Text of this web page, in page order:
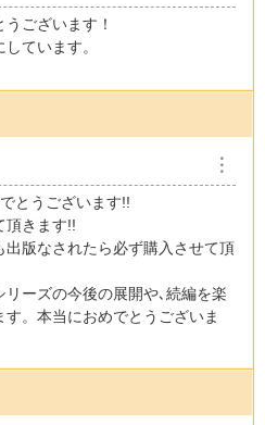
ございます！
ています。
︙
とうございます!!
頂きます!!
出版なされたら必ず購入させて頂
リーズの今後の展開や､続編を楽
す。本当におめでとうございま